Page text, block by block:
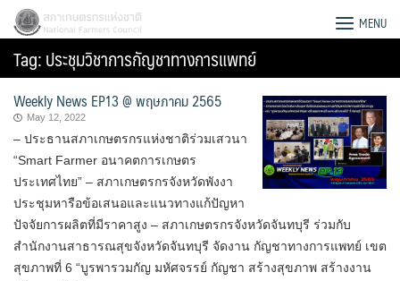
Skip
content
สภาเกษตรกรแห่งชาติ MENU
Tag:ประชุมวิชาการกัญชาทางการแพทย์
Weekly News EP13 @ พฤษภาคม 2565
May 12, 2022
– ประธานสภาเกษตรกรแห่งชาติร่วมเสวนา
“Smart Farmer อนาคตการเกษตร
ประเทศไทย” – สภาเกษตรกรจังหวัดพังงา
ประชุมหารือข้อเสนอและแนวทางแก้ปัญหา
ปัจจัยการผลิตที่มีราคาสูง – สภาเกษตรกรจังหวัดจันทบุรี ร่วมกับ
สำนักงานสาธารณสุขจังหวัดจันทบุรี จัดงาน กัญชาทางการแพทย์ เขต
สุขภาพที่ 6 “บูรพารวมกัญ มหัศจรรย์ กัญชา สร้างสุขภาพ สร้างงาน